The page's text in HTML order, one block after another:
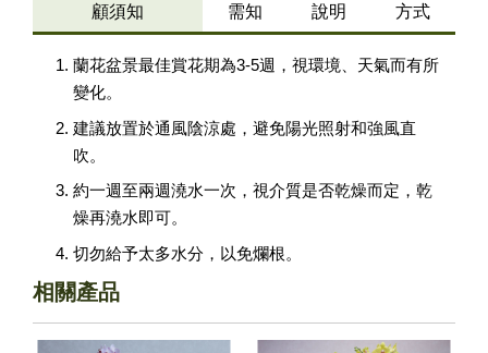
顧須知
需知
說明
方式
蘭花盆景最佳賞花期為3-5週，視環境、天氣而有所
變化。
建議放置於通風陰涼處，避免陽光照射和強風直
吹。
約一週至兩週澆水一次，視介質是否乾燥而定，乾
燥再澆水即可。
切勿給予太多水分，以免爛根。
相關產品